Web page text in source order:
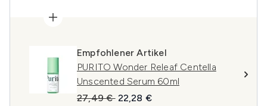
Empfohlener Artikel
PURITO Wonder Releaf Centella
Unscented Serum 60ml
Unverbindliche Preisempfehlung:
27,49 € Aktueller Preis:
22,28 €